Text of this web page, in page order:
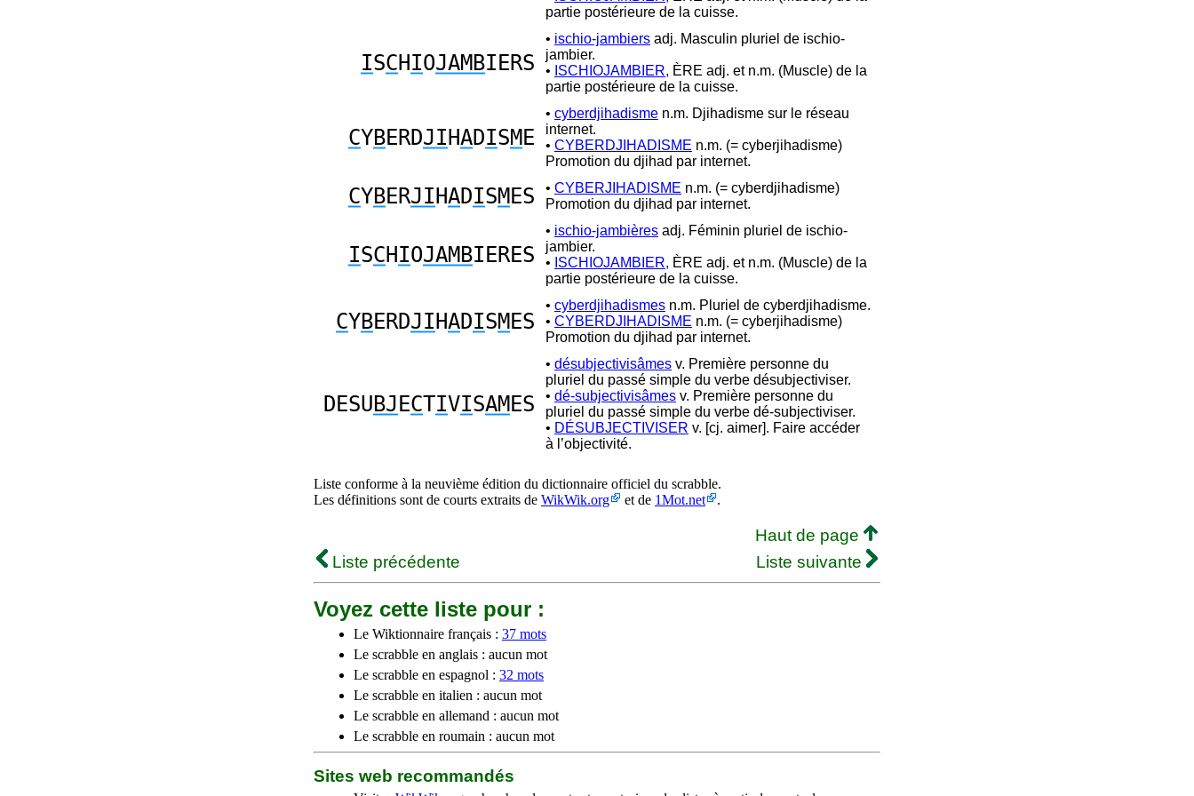
partie postérieure de la cuisse.
ISCHIOJAMBIERS
• ischio-jambiers adj. Masculin pluriel de ischio-
jambier.
• ISCHIOJAMBIER, ÈRE adj. et n.m. (Muscle) de la
partie postérieure de la cuisse.
CYBERDJI HADISM E
• cyberdjihadisme n.m. Djihadisme sur le réseau
internet.
• CYBERDJIHADISME n.m. (= cyberjihadisme)
Promotion du djihad par internet.
CYBERJI HADISM ES • CYBERJIHADISME n.m. (= cyberdjihadisme)
Promotion du djihad par internet.
ISCHIOJAMBIERES
• ischio-jambières adj. Féminin pluriel de ischio-
jambier.
• ISCHIOJAMBIER, ÈRE adj. et n.m. (Muscle) de la
partie postérieure de la cuisse.
CYBERDJI HADISM ES
• cyberdjihadismes n.m. Pluriel de cyberdjihadisme.
• CYBERDJIHADISME n.m. (= cyberjihadisme)
Promotion du djihad par internet.
DESUBJ ECTIVISAM ES
• désubjectivisâmes v. Première personne du
pluriel du passé simple du verbe désubjectiviser.
• dé-subjectivisâmes v. Première personne du
pluriel du passé simple du verbe dé-subjectiviser.
• DÉSUBJECTIVISER v. [cj. aimer]. Faire accéder
à l’objectivité.
Liste conforme à la neuvième édition du dictionnaire officiel du scrabble.
Les définitions sont de courts extraits de WikWik.org et de 1Mot.net .
Haut de page
Liste précédente
Liste suivante
Voyez cette liste pour :
Le Wiktionnaire français : 37 mots
Le scrabble en anglais : aucun mot
Le scrabble en espagnol : 32 mots
Le scrabble en italien : aucun mot
Le scrabble en allemand : aucun mot
Le scrabble en roumain : aucun mot
Sites web recommandés